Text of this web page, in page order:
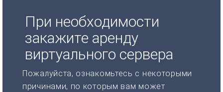
При необходимости
закажите аренду
виртуального сервера
Пожалуйста, ознакомьтесь с некоторыми
причинами, по которым вам может